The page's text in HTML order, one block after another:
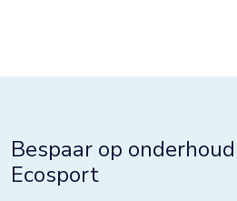
Bespaar op
Ecosport